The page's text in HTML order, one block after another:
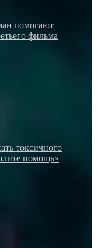
помогают
фильма
токсичного
помощь»